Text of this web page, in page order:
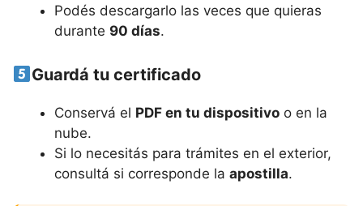
Podés descargarlo las veces que quieras
durante 90 días.
Guardá tu certificado
Conservá el PDF en tu dispositivo o en la
nube.
Si lo necesitás para trámites en el exterior,
consultá si corresponde la apostilla.